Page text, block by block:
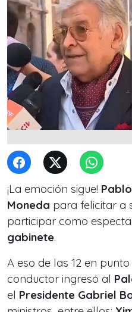
¡La emoción sigue!
Moneda para felicitar a
participar como
gabinete.
A eso de las 12 en
conductor ingresó al
el Presidente Gabriel